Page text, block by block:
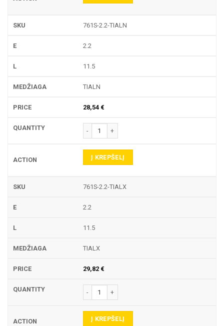
761S-2.2-TIALN
2.2
11.5
TIALN
28,54 €
produkto kiekis: 761S TEKINIMO PLOKŠTELĖ
Į KREPŠELĮ
761S-2.2-TIALX
2.2
11.5
TIALX
29,82 €
produkto kiekis: 761S TEKINIMO PLOKŠTELĖ
Į KREPŠELĮ